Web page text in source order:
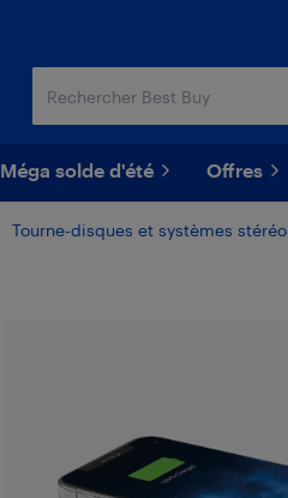
Méga solde d'été Offres
Tourne-disques et systèmes stéréo